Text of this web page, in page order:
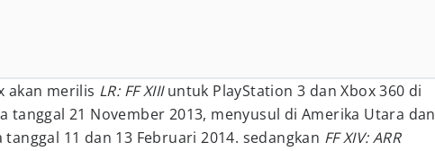
akan merilis LR: FF XIIIuntuk PlayStation 3 dan Xbox 360 di
tanggal 21 November 2013, menyusul di Amerika Utara dan
tanggal 11 dan 13 Februari 2014. sedangkan FF XIV: ARR